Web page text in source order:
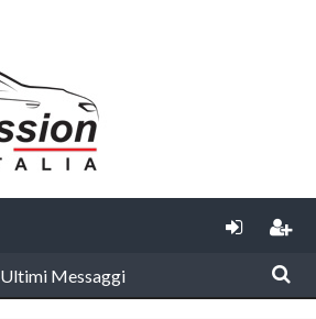
Ultimi Messaggi